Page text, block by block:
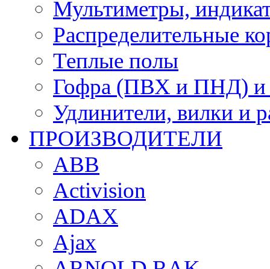
Мультиметры,
Распределительные
Теплые полы
Гофра (ПВХ и ПНД) и
Удлинители, вилки и
ПРОИЗВОДИТЕЛИ
ABB
Activision
ADAX
Ajax